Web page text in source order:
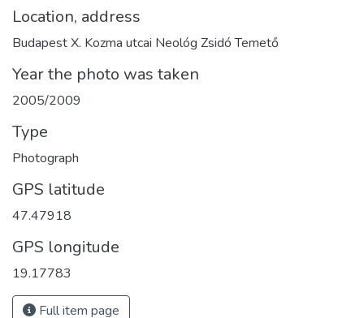
Location, address
Budapest X. Kozma utcai Neológ Zsidó Temető
Year the photo was taken
2005/2009
Type
Photograph
GPS latitude
47.47918
GPS longitude
19.17783
Full item page